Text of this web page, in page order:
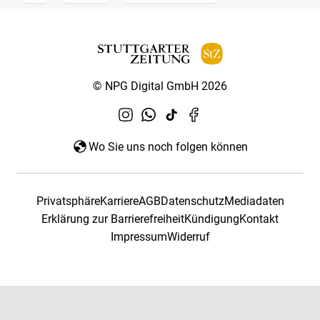
© NPG Digital GmbH 2026
Wo Sie uns noch folgen können
PrivatsphäreKarriereAGBDatenschutzMediadaten
Erklärung zur BarrierefreiheitKündigungKontakt
ImpressumWiderruf